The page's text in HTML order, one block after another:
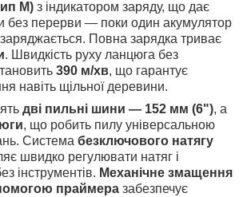
М) з індикатором заряду, що дає
без перерви — поки один акумулятор
заряджається. Повна зарядка триває
. Швидкість руху ланцюга без
390 м/хв, що гарантує
навіть щільної деревини.
дві пильні шини — 152 мм (6"), а
, що робить пилу універсальною
Система безключового натягу
швидко регулювати натяг і
інструментів. Механічне змащення
праймера забезпечує